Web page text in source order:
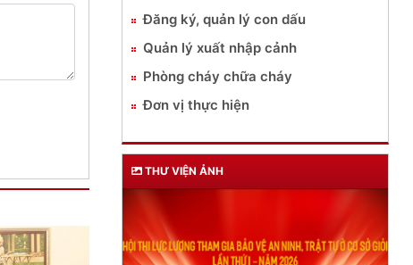
Đăng ký, quản lý con dấu
Quản lý xuất nhập cảnh
Phòng cháy chữa cháy
Đơn vị thực hiện
THƯ VIỆN ẢNH